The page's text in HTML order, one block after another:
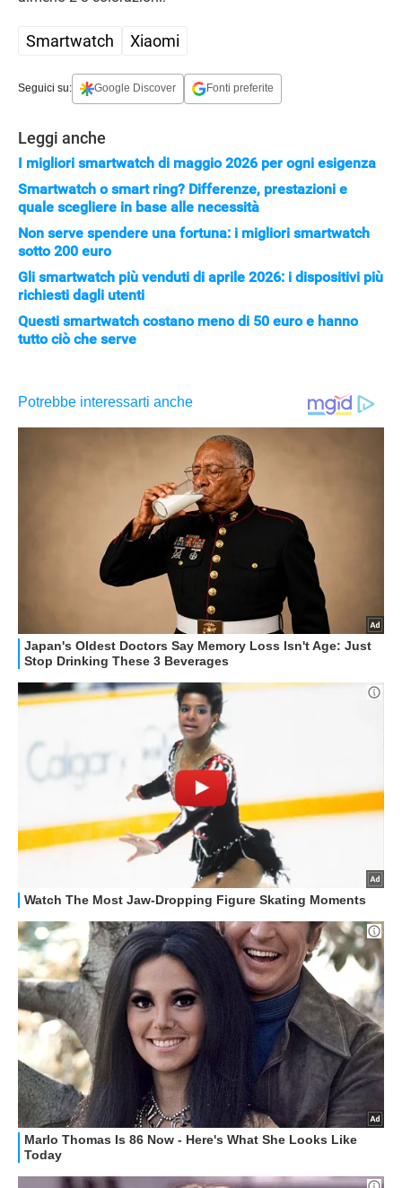
Smartwatch Xiaomi
Seguici su: Google Discover Fonti preferite
Leggi anche
I migliori smartwatch di maggio 2026 per ogni esigenza
Smartwatch o smart ring? Differenze, prestazioni e
quale scegliere in base alle necessità
Non serve spendere una fortuna: i migliori smartwatch
sotto 200 euro
Gli smartwatch più venduti di aprile 2026: i dispositivi più
richiesti dagli utenti
Questi smartwatch costano meno di 50 euro e hanno
tutto ciò che serve